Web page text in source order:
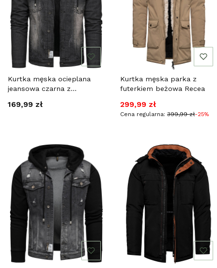
Kurtka męska ocieplana
jeansowa czarna z
Cena
169,99 zł
Kurtka męska parka z
futerkiem beżowa Recea
Cena promocyjna
299,99 zł
Cena regularna: 399,99 zł-25%